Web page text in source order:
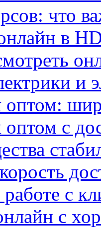
что
в
и
оптом:
с
с
с